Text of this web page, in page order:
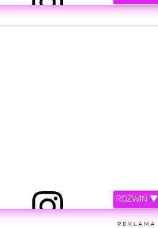
przez QCZAJ (@qczaj)
przez QCZAJ (@qczaj)
ROZWIŃ ▼
REKLAMA